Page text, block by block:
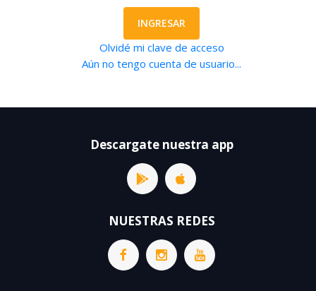
INGRESAR
Olvidé mi clave de acceso
Aún no tengo cuenta de usuario...
Descargate nuestra app
NUESTRAS REDES